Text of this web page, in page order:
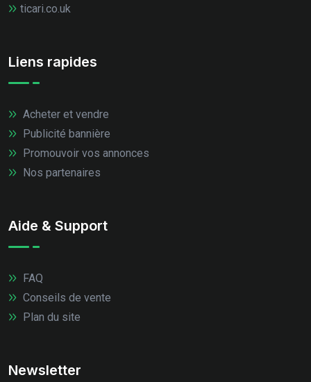
ticari.co.uk
Liens rapides
Acheter et vendre
Publicité bannière
Promouvoir vos annonces
Nos partenaires
Aide & Support
FAQ
Conseils de vente
Plan du site
Newsletter